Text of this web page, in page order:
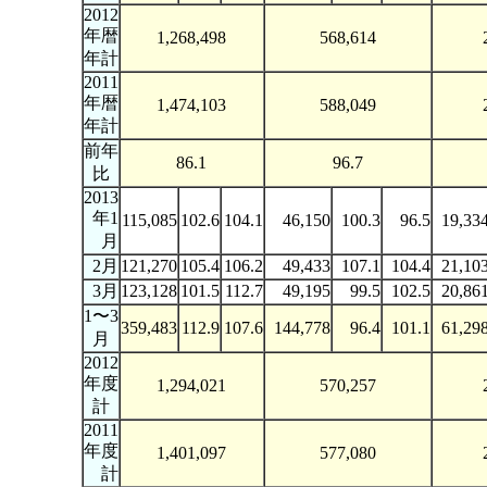
2012
年暦
年計
1,268,498 568,614
2011
年暦
年計
1,474,103 588,049
前年
比
86.1
96.7
2013
年1
月
115,085 102.6 104.1 46,150 100.3 96.5
2月 121,270 105.4 106.2 49,433 107.1 104.4
3月 123,128 101.5 112.7 49,195 99.5 102.5
1〜3
月
359,483 112.9 107.6 144,778 96.4 101.1
2012
年度
計
1,294,021 570,257
2011
年度
計
1,401,097 577,080